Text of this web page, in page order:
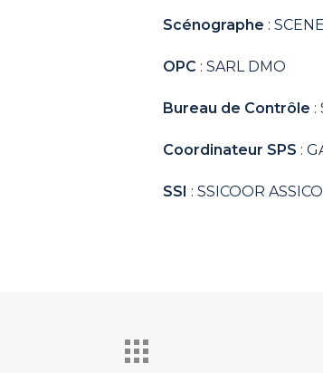
Scénographe : SCENE
OPC : SARL DMO
Bureau de Contrôle :
Coordinateur SPS :
SSI : SSICOOR